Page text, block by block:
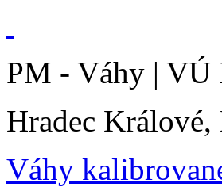
PM - Váhy | VÚ
Hradec
Váhy